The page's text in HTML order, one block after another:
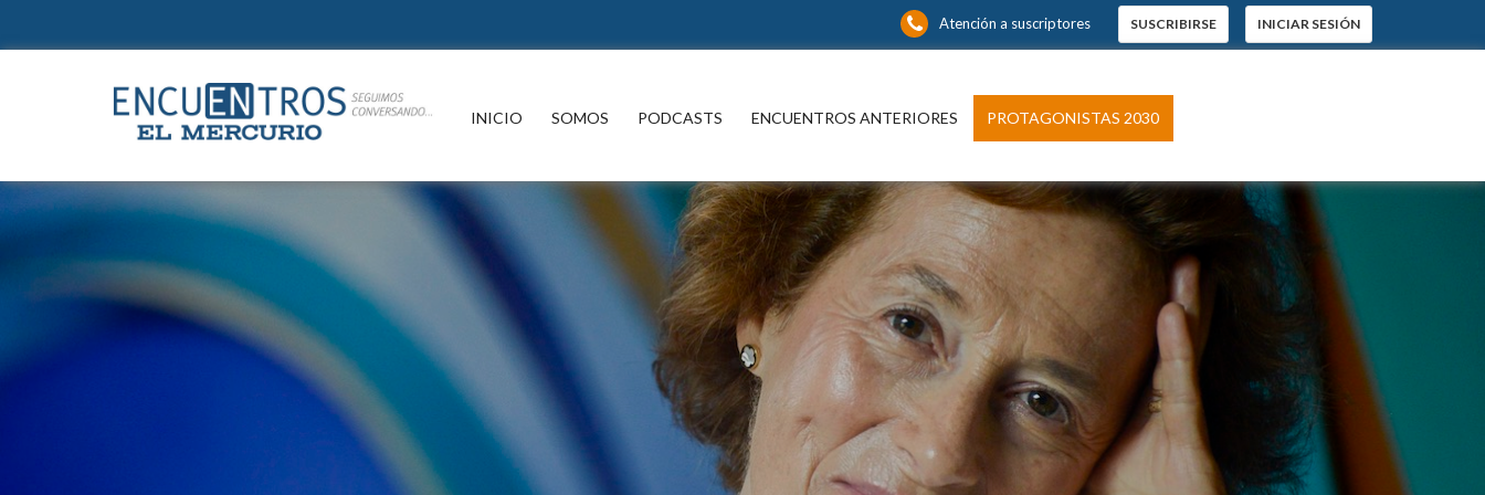
SUSCRIBIRSE INICIAR SESIÓN
Atención a suscriptores
INICIO SOMOS PODCASTS ENCUENTROS ANTERIORES PROTAGONISTAS 2030
Suscríbase y continúe informándose sin límites. ×
de la noticia y del que hacer nacional
e internacional que están marcando
pauta en las más diversas áreas del
conocimiento.
Contenidos editoriales, periodísticos y
culturales en múltiples disciplinas.
Si ya es suscriptor de Encuentros El
Mercurio:
¿ No tiene una suscripción
digital a Encuentros El
Mercurio ?
Suscríbase